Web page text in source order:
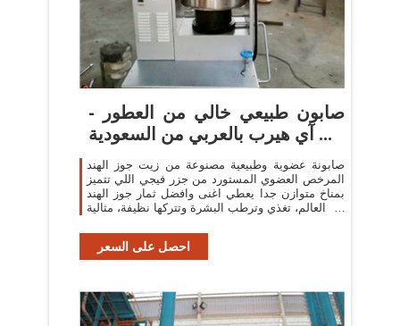
صابون طبيعي خالي من العطور -
آي هيرب بالعربي من السعودية ...
صابونة عضوية وطبيعية مصنوعة من زيت جوز الهند
المرخص العضوي المستورد من جزر فيجي اللي تتميز
بمناخ متوازن جدا يعطي اغنى وافضل ثمار جوز الهند
في العالم، تغذي وترطب البشرة وتتركها نظيفة، مثالية
احصل على السعر